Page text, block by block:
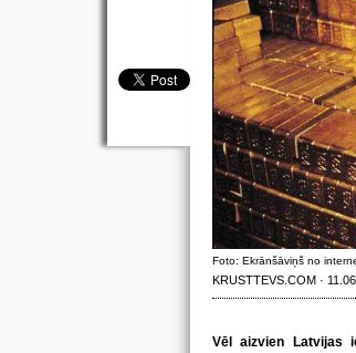
Foto: Ekrānšāviņš no
KRUSTTEVS.COM ·
Vēl aizvien Latvijas